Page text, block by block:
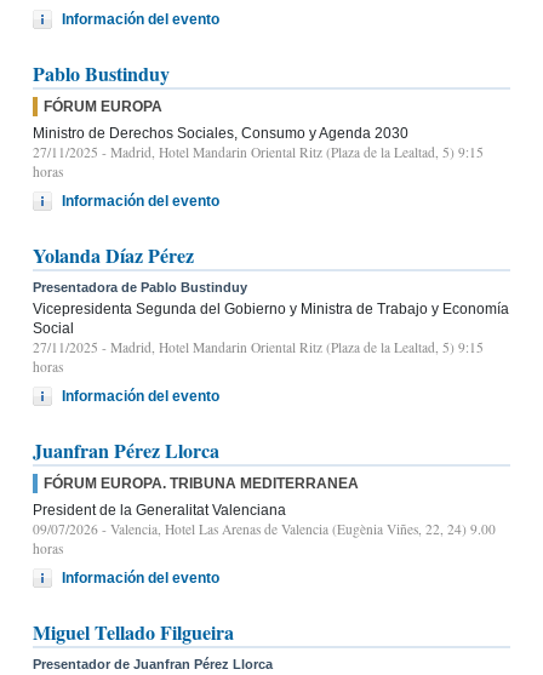
Información del evento
Pablo Bustinduy
FÓRUM EUROPA
Ministro de Derechos Sociales, Consumo y Agenda 2030
27/11/2025 - Madrid, Hotel Mandarin Oriental Ritz (Plaza de la Lealtad, 5) 9:15
horas
Información del evento
Yolanda Díaz Pérez
Presentadora de Pablo Bustinduy
Vicepresidenta Segunda del Gobierno y Ministra de Trabajo y Economía
Social
27/11/2025 - Madrid, Hotel Mandarin Oriental Ritz (Plaza de la Lealtad, 5) 9:15
horas
Información del evento
Juanfran Pérez Llorca
FÓRUM EUROPA. TRIBUNA MEDITERRANEA
President de la Generalitat Valenciana
09/07/2026 - Valencia, Hotel Las Arenas de Valencia (Eugènia Viñes, 22, 24) 9.00
horas
Información del evento
Miguel Tellado Filgueira
Presentador de Juanfran Pérez Llorca